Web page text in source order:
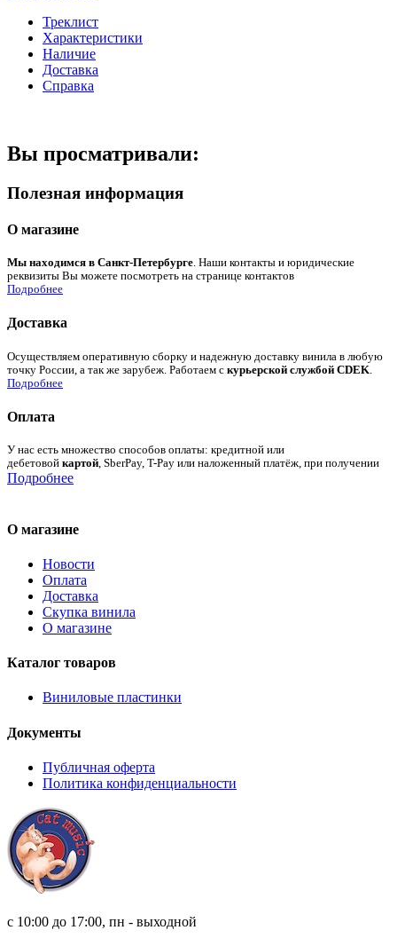
Треклист
Характеристики
Наличие
Доставка
Справка
Вы просматривали:
Полезная информация
О магазине
Мы находимся в Санкт-Петербурге. Наши контакты и юридические
реквизиты Вы можете посмотреть на странице контактов
Подробнее
Доставка
Осуществляем оперативную сборку и надежную доставку винила в любую
точку России, а так же зарубеж. Работаем с курьерской службой CDEK
Подробнее
Оплата
У нас есть множество способов оплаты: кредитной или
дебетовой картой, SberPay, T-Pay или наложенный платёж, при получении
Подробнее
О магазине
Новости
Оплата
Доставка
Скупка винила
О магазине
Каталог товаров
Виниловые пластинки
Документы
Публичная оферта
Политика конфиденциальности
с 10:00 до 17:00, пн - выходной